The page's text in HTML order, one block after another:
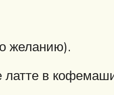
желанию).
в